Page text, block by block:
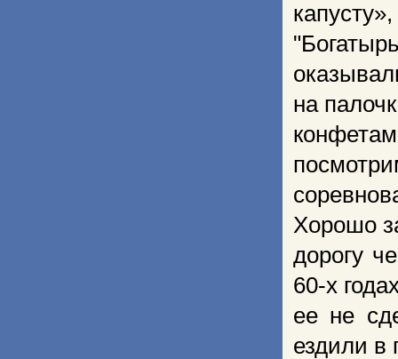
на
Хорошо
дорогу
60-х
ее не
ездили в